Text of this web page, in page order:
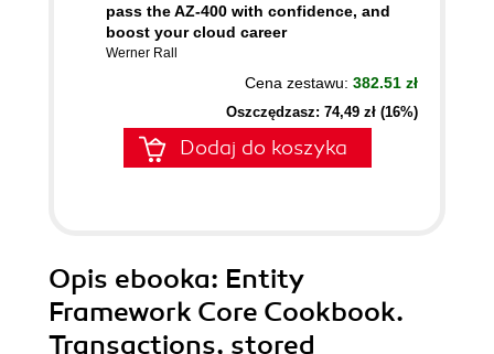
pass the AZ-400 with confidence, and
boost your cloud career
Werner Rall
Cena zestawu: 382.51 zł
Oszczędzasz: 74,49 zł (16%)
Dodaj do koszyka
Opis ebooka: Entity
Framework Core Cookbook.
Transactions, stored